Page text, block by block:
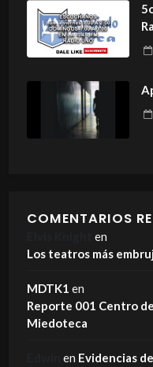
COMENTARIOS
en
Los teatros más
MDTK1 en
Reporte 001 Centro
Miedoteca
en Evidencias